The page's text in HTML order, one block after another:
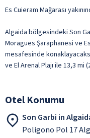
Es Cuieram Mağarası
Algaida bölgesindeki Son
Moragues Şaraphanesi ve
mesafesinde
ve El Arenal Plajı ile 13,3 mi
Otel Konumu
Son Garbi in
Poligono Pol 17